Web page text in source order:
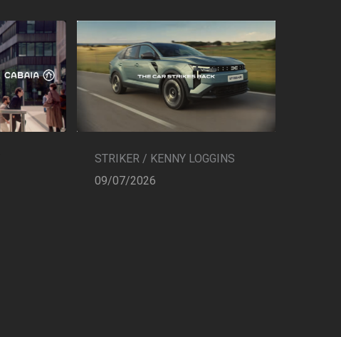
STRIKER / KENNY LOGGINS
09/07/2026